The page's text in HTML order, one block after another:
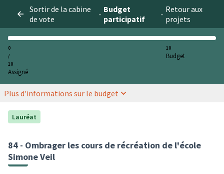
Sortir de la cabine
de vote
- Budget
participatif
- Retour aux
projets
0
/
10
Assigné
10
Budget
Plus d'informations sur le budget
Lauréat
84 - Ombrager les cours de récréation de l'école
Simone Veil